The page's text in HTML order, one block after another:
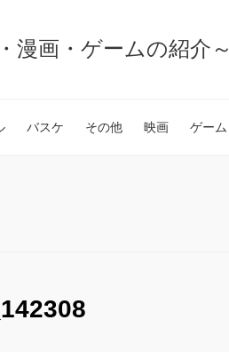
漫画・ゲームの紹介～
バスケ その他 映画 ゲーム